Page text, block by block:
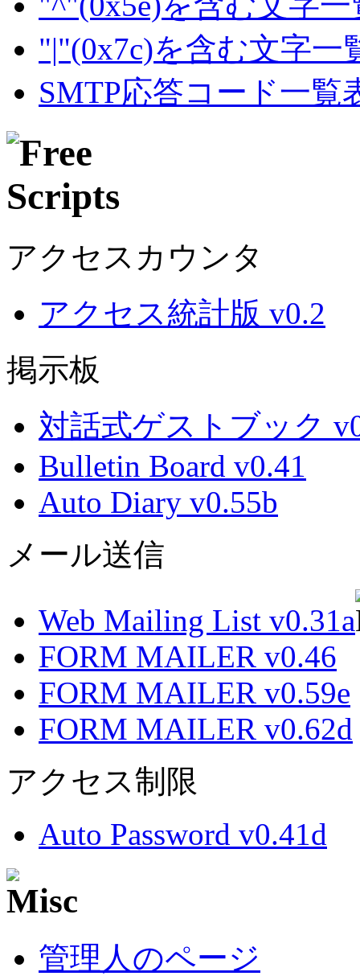
"|"(0x7c)を含む文字一
SMTP応答コード一覧
アクセスカウンタ
アクセス統計版 v0.2
掲示板
対話式ゲストブック
Bulletin Board v0.41
Auto Diary v0.55b
メール送信
Web Mailing List v0.31a
FORM MAILER v0.46
FORM MAILER v0.59e
FORM MAILER v0.62d
アクセス制限
Auto Password v0.41d
管理人のページ